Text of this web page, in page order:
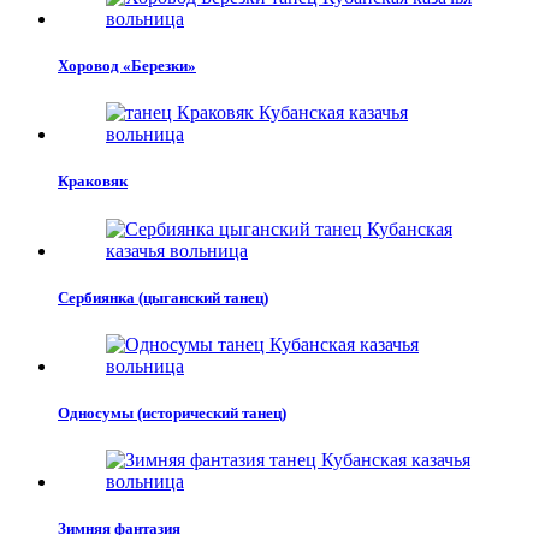
Хоровод «Березки»
Краковяк
Сербиянка (цыганский танец)
Односумы (исторический танец)
Зимняя фантазия